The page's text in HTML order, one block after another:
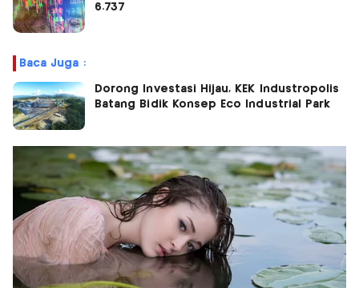
6.737
Baca Juga :
Dorong Investasi Hijau, KEK Industropolis
Batang Bidik Konsep Eco Industrial Park